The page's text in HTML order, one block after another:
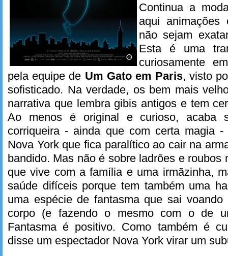
Continua a
aqui animações
não sejam
Esta é uma
curiosamente
pela equipe de Um Gato em Paris, visto
sofisticado. Na verdade, os bem mais
narrativa que lembra gibis antigos e tem
Ao menos é original e curioso, acaba
corriqueira - ainda que com certa magia
Nova York que fica paralítico ao cair na
bandido. Mas não é sobre ladrões e roubos
que vive com a família e uma irmãzinha,
saúde difíceis porque tem também uma
uma espécie de fantasma que sai
corpo (e fazendo o mesmo com o de
Fantasma é positivo. Como também é
disse um espectador Nova York virar um